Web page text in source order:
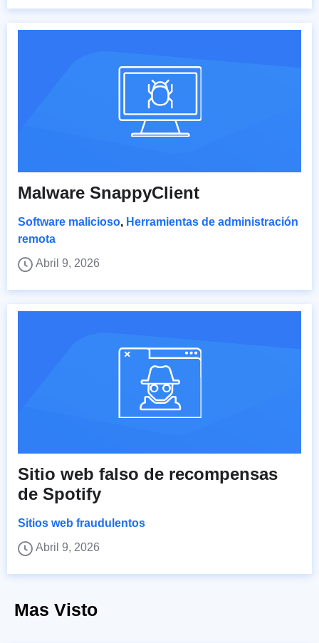
Malware SnappyClient
Software malicioso, Herramientas de administración
remota
Abril 9, 2026
Sitio web falso de recompensas
de Spotify
Sitios web fraudulentos
Abril 9, 2026
Mas Visto